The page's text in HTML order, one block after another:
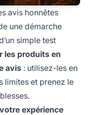
avis honnêtes
une démarche
simple test
les produits en
avis : utilisez-les en
limites et prenez le
expérience